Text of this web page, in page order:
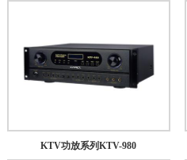
KTV功放系列KTV-980